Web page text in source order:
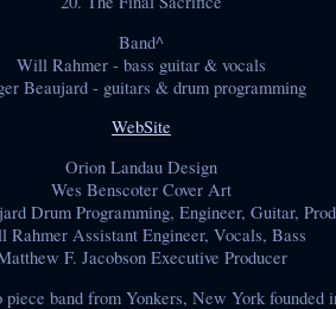
Band^
Will Rahmer - bass guitar & vocals
Beaujard - guitars & drum programming
WebSite
Orion Landau Design
Wes Benscoter Cover Art
Drum Programming, Engineer, Guitar,
Rahmer Assistant Engineer, Vocals, Bass
F. Jacobson Executive Producer
band from Yonkers, New York founded